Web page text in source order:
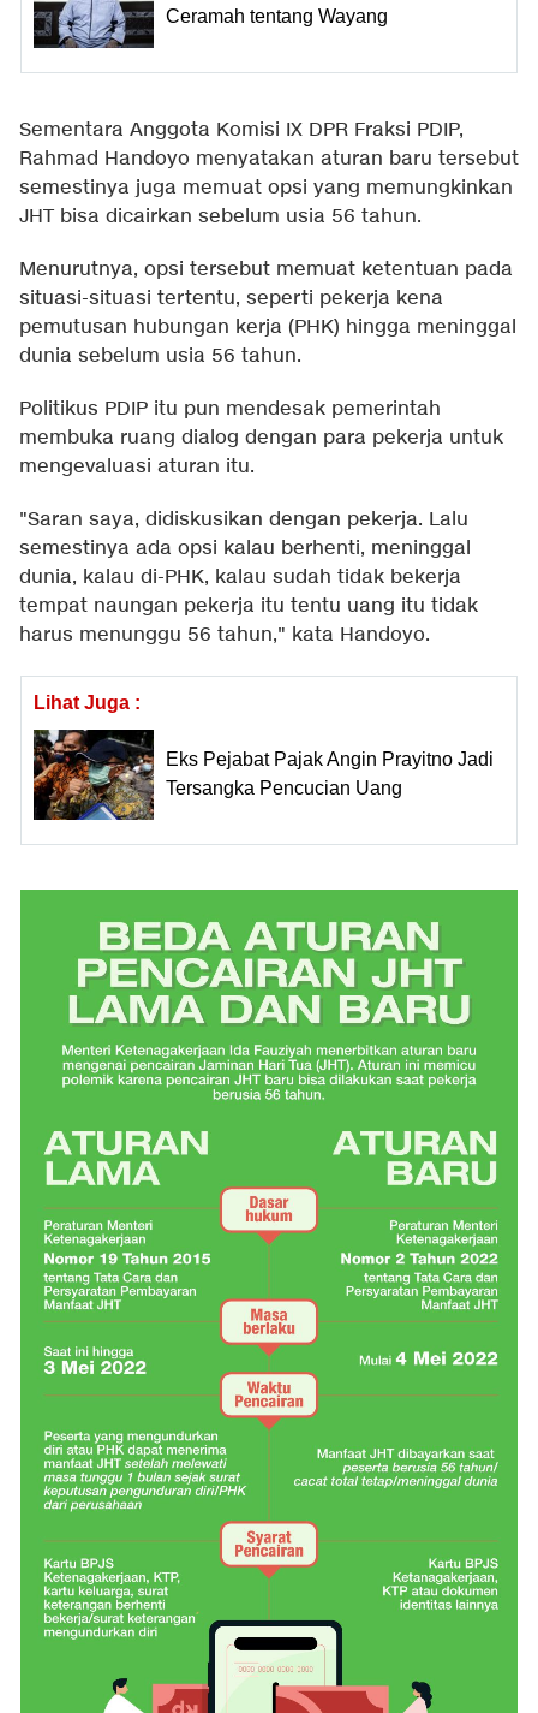
Ceramah tentang Wayang
Sementara Anggota Komisi IX DPR Fraksi PDIP,
Rahmad Handoyo menyatakan aturan baru tersebut
semestinya juga memuat opsi yang memungkinkan
JHT bisa dicairkan sebelum usia 56 tahun.
Menurutnya, opsi tersebut memuat ketentuan pada
situasi-situasi tertentu, seperti pekerja kena
pemutusan hubungan kerja (PHK) hingga meninggal
dunia sebelum usia 56 tahun.
Politikus PDIP itu pun mendesak pemerintah
membuka ruang dialog dengan para pekerja untuk
mengevaluasi aturan itu.
"Saran saya, didiskusikan dengan pekerja. Lalu
semestinya ada opsi kalau berhenti, meninggal
dunia, kalau di-PHK, kalau sudah tidak bekerja
tempat naungan pekerja itu tentu uang itu tidak
harus menunggu 56 tahun," kata Handoyo.
Lihat Juga :
Eks Pejabat Pajak Angin Prayitno Jadi
Tersangka Pencucian Uang